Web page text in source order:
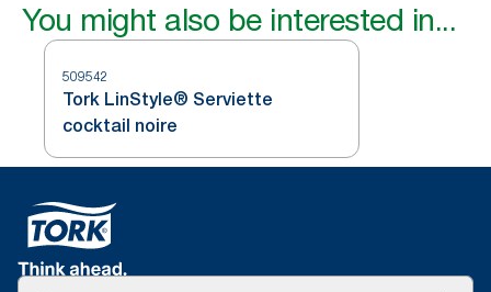
You might also be interested in...
509542
Tork LinStyle® Serviette
cocktail noire